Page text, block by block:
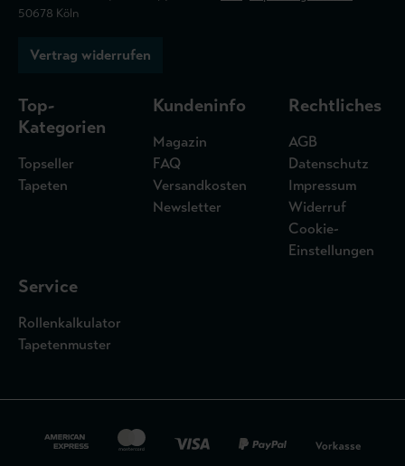
50678 Köln
Vertrag widerrufen
Top-
Kategorien
Topseller
Tapeten
Kundeninfo
Magazin
FAQ
Versandkosten
Newsletter
Rechtliches
AGB
Datenschutz
Impressum
Widerruf
Cookie-
Einstellungen
Service
Rollenkalkulator
Tapetenmuster